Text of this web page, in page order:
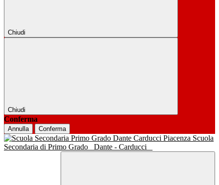
Chiudi
Chiudi
Conferma
Annulla Conferma
Scuola
Secondaria di Primo Grado
Dante - Carducci